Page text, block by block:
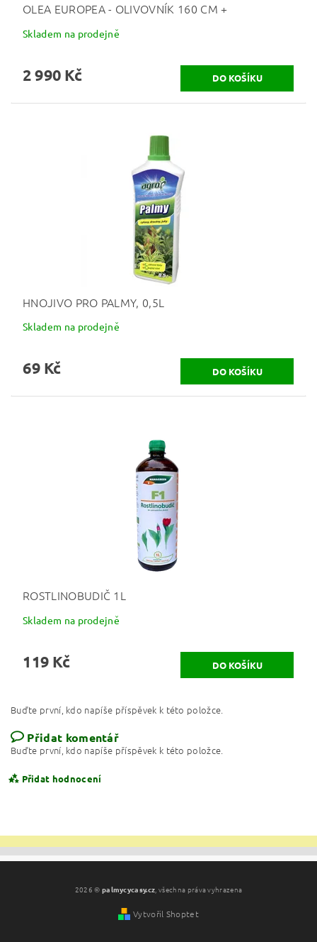
OLEA EUROPEA - OLIVOVNÍK 160 CM +
Skladem na prodejně
2 990 Kč
HNOJIVO PRO PALMY, 0,5L
Skladem na prodejně
69 Kč
ROSTLINOBUDIČ 1L
Skladem na prodejně
119 Kč
Buďte první, kdo napíše příspěvek k této položce.
Přidat komentář
Buďte první, kdo napíše příspěvek k této položce.
Přidat hodnocení
2026 © palmycycasy.cz, všechna práva vyhrazena
Vytvořil Shoptet